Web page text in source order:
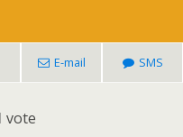
E-mail SMS
vote